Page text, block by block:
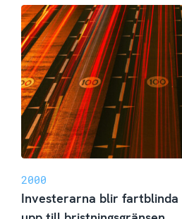
2000
Investerarna blir fartblinda